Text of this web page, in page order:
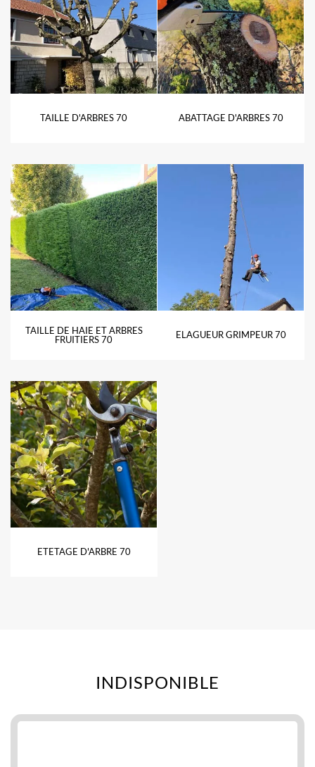
TAILLE D'ARBRES 70 ABATTAGE D'ARBRES 70
TAILLE DE HAIE ET ARBRES
FRUITIERS 70
ELAGUEUR GRIMPEUR 70
ETETAGE D'ARBRE 70
INDISPONIBLE